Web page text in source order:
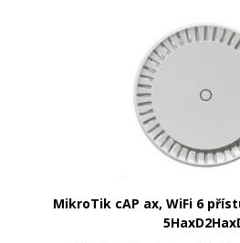
MikroTik cAP ax, WiFi 6